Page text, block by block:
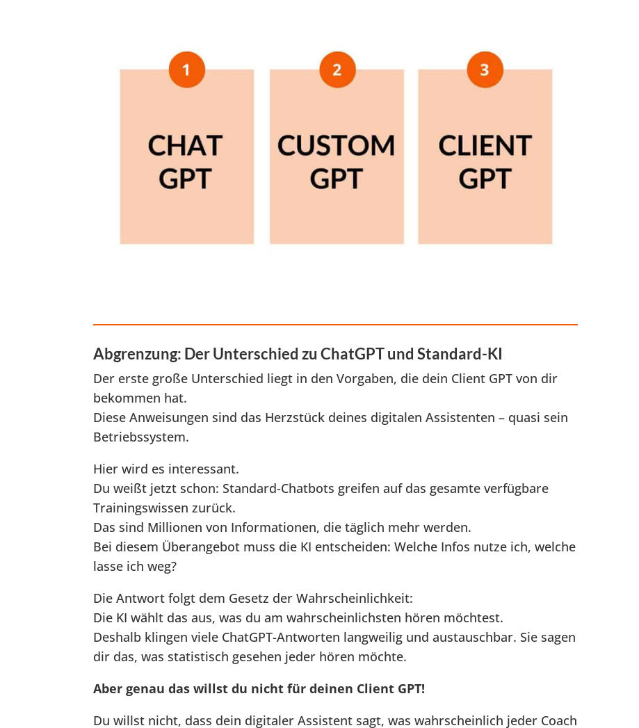
Abgrenzung: Der Unterschied zu ChatGPT und Standard-KI
Der erste große Unterschied liegt in den Vorgaben, die dein Client GPT von dir
bekommen hat.
Diese Anweisungen sind das Herzstück deines digitalen Assistenten – quasi sein
Betriebssystem.
Hier wird es interessant.
Du weißt jetzt schon: Standard-Chatbots greifen auf das gesamte verfügbare
Trainingswissen zurück.
Das sind Millionen von Informationen, die täglich mehr werden.
Bei diesem Überangebot muss die KI entscheiden: Welche Infos nutze ich, welche
lasse ich weg?
Die Antwort folgt dem Gesetz der Wahrscheinlichkeit:
Die KI wählt das aus, was du am wahrscheinlichsten hören möchtest.
Deshalb klingen viele ChatGPT-Antworten langweilig und austauschbar. Sie sagen
dir das, was statistisch gesehen jeder hören möchte.
Aber genau das willst du nicht für deinen Client GPT!
Du willst nicht, dass dein digitaler Assistent sagt, was wahrscheinlich jeder Coach